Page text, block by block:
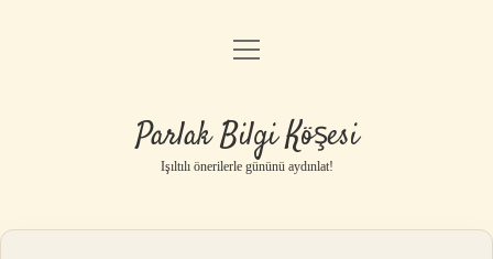
Anasayfa
Yasal Uyarı
menüyü
Parlak Bilgi Köşesi
Işıltılı önerilerle gününü aydınlat!